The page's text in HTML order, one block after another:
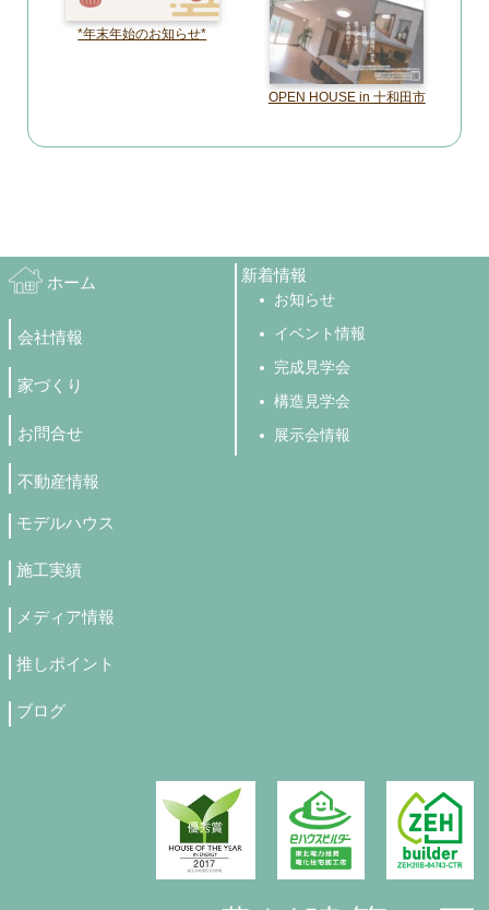
*年末年始のお知らせ*
OPEN HOUSE in 十和田市
ホーム
会社情報
家づくり
お問合せ
不動産情報
新着情報
お知らせ
イベント情報
完成見学会
構造見学会
展示会情報
モデルハウス
施工実績
メディア情報
推しポイント
ブログ